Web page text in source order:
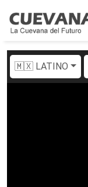
🇲🇽 LATINO